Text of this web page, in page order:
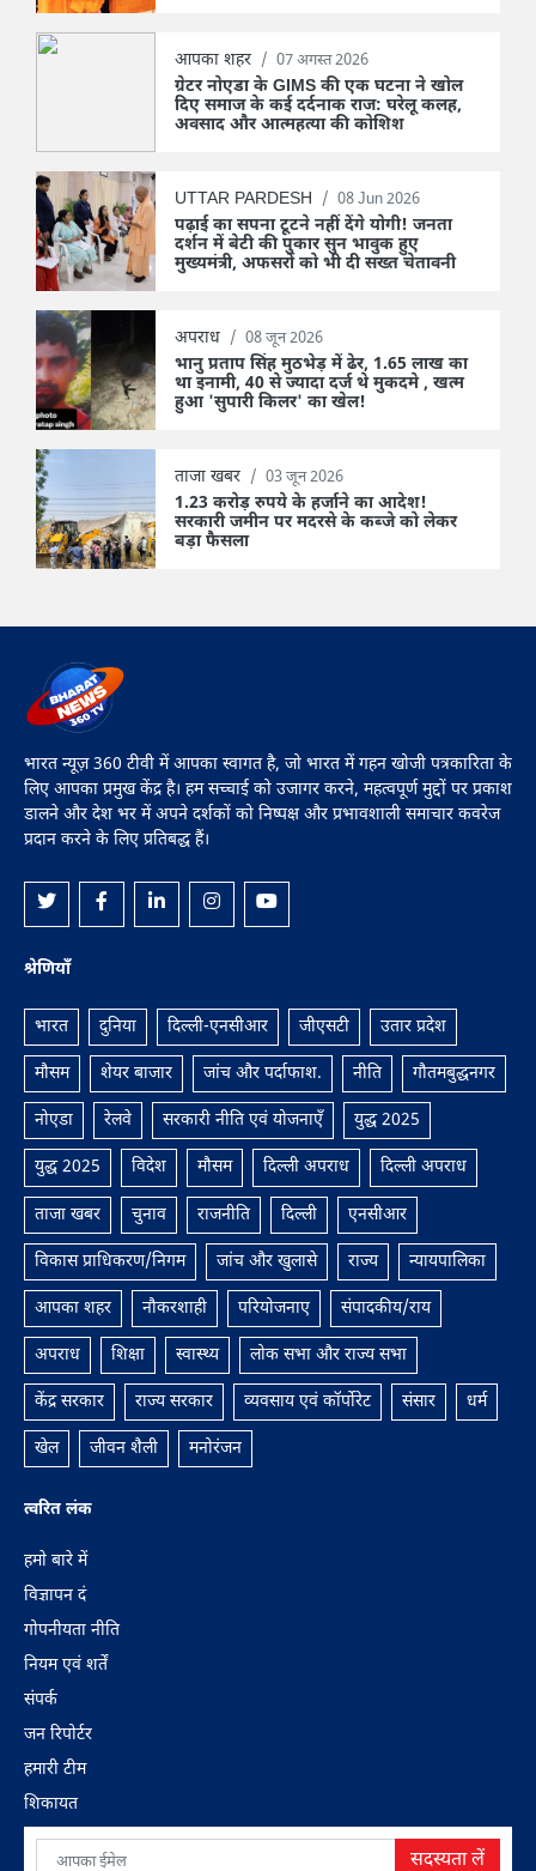
आपका शहर / 07 अगस्त 2026
ग्रेटर नोएडा के GIMS की एक घटना ने खोल
दिए समाज के कई दर्दनाक राज: घरेलू कलह,
अवसाद और आत्महत्या की कोशिश
UTTAR PARDESH / 08 Jun 2026
पढ़ाई का सपना टूटने नहीं देंगे योगी! जनता
दर्शन में बेटी की पुकार सुन भावुक हुए
मुख्यमंत्री, अफसरों को भी दी सख्त चेतावनी
अपराध / 08 जून 2026
भानु प्रताप सिंह मुठभेड़ में ढेर, 1.65 लाख का
था इनामी, 40 से ज्यादा दर्ज थे मुकदमे , खत्म
हुआ 'सुपारी किलर' का खेल!
ताजा खबर / 03 जून 2026
1.23 करोड़ रुपये के हर्जाने का आदेश!
सरकारी जमीन पर मदरसे के कब्जे को लेकर
बड़ा फैसला
भारत न्यूज़ 360 टीवी में आपका स्वागत है, जो भारत में गहन खोजी पत्रकारिता के
लिए आपका प्रमुख केंद्र है। हम सच्चाई को उजागर करने, महत्वपूर्ण मुद्दों पर प्रकाश
डालने और देश भर में अपने दर्शकों को निष्पक्ष और प्रभावशाली समाचार कवरेज
प्रदान करने के लिए प्रतिबद्ध हैं।
श्रेणियाँ
भारत दुनिया दिल्ली-एनसीआर जीएसटी उतार प्रदेश
मौसम शेयर बाजार जांच और पर्दाफाश. नीति गौतमबुद्धनगर
नोएडा रेलवे सरकारी नीति एवं योजनाएँ युद्ध 2025
युद्ध 2025 विदेश मौसम दिल्ली अपराध दिल्ली अपराध
ताजा खबर चुनाव राजनीति दिल्ली एनसीआर
विकास प्राधिकरण/निगम जांच और खुलासे राज्य न्यायपालिका
आपका शहर नौकरशाही परियोजनाए संपादकीय/राय
अपराध शिक्षा स्वास्थ्य लोक सभा और राज्‍य सभा
केंद्र सरकार राज्य सरकार व्यवसाय एवं कॉर्पोरेट संसार धर्म
खेल जीवन शैली मनोरंजन
त्वरित लंक
हमाे बारे में
विज्ञापन दं
गोपनीयता नीति
नियम एवं शर्तें
संपर्क
जन रिपोर्टर
हमारी टीम
शिकायत
सदस्यता लें